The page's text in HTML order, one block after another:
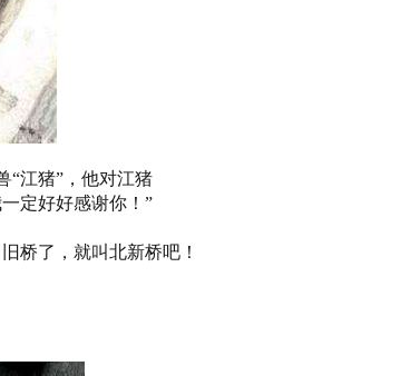
“江猪”，他对江猪
定好好感谢你！”
桥了，就叫北新桥吧！